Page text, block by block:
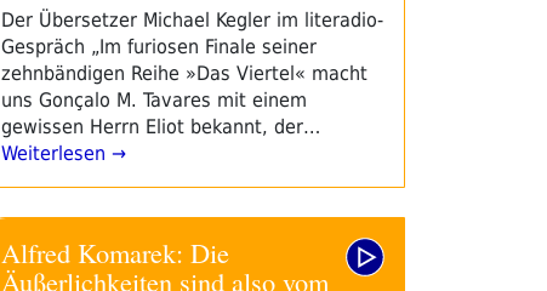
Der Übersetzer Michael Kegler im literadio-
Gespräch „Im furiosen Finale seiner
zehnbändigen Reihe »Das Viertel« macht
uns Gonçalo M. Tavares mit einem
gewissen Herrn Eliot bekannt, der…
Weiterlesen →
Alfred Komarek: Die
Äußerlichkeiten sind also vom